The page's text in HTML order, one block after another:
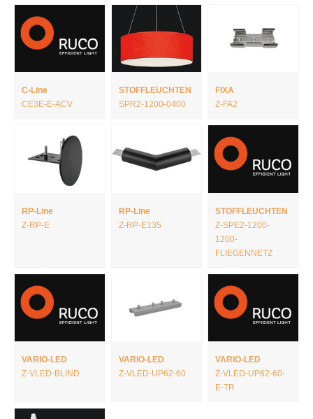
C-Line
CE3E-E-ACV
STOFFLEUCHTEN
SPR2-1200-0400
FIXA
Z-FA2
RP-Line
Z-RP-E
RP-Line
Z-RP-E135
STOFFLEUCHTEN
Z-SPE2-1200-
1200-
FLIEGENNETZ
VARIO-LED
Z-VLED-BLIND
VARIO-LED
Z-VLED-UP62-60
VARIO-LED
Z-VLED-UP62-60-
E-TR